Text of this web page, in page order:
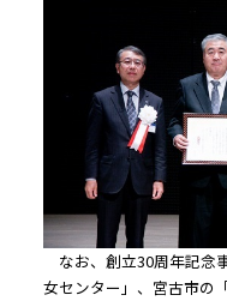
なお、創立30周年記念
女センター」、宮古市の